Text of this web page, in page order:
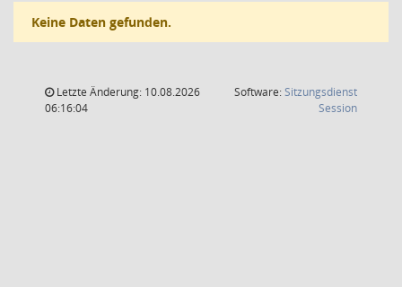
Keine Daten gefunden.
Letzte Änderung: 10.08.2026
06:16:04
Software:Sitzungsdienst
Session(Wird in